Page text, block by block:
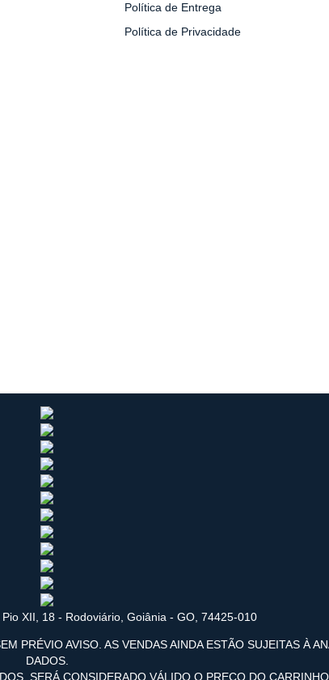
Política de Entrega
Política de Privacidade
XII, 18 - Rodoviário, Goiânia - GO, 74425-010
PRÉVIO AVISO. AS VENDAS AINDA ESTÃO SUJEITAS À
DADOS.
SERÁ CONSIDERADO VÁLIDO O PREÇO DO